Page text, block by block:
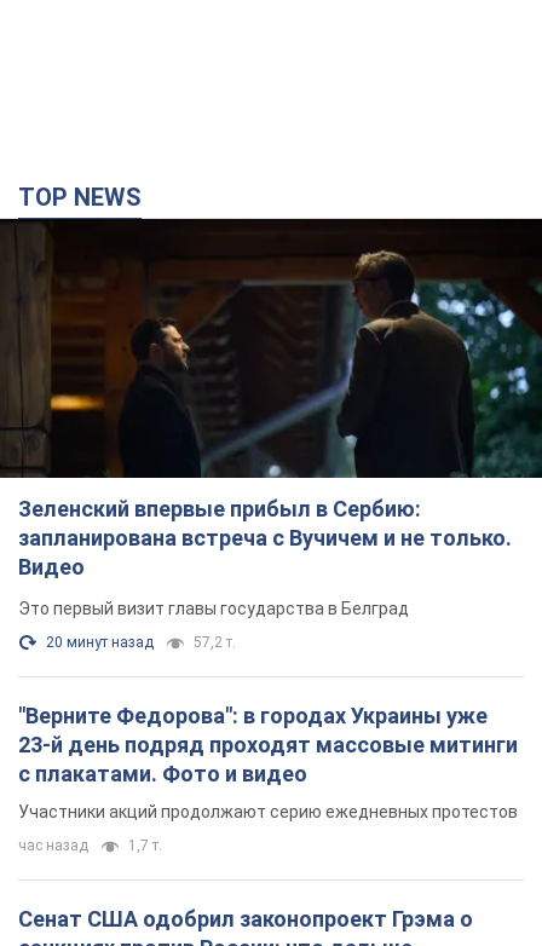
TOP NEWS
Зеленский впервые прибыл в Сербию:
запланирована встреча с Вучичем и не только.
Видео
Это первый визит главы государства в Белград
20 минут назад 57,2 т.
"Верните Федорова": в городах Украины уже
23-й день подряд проходят массовые митинги
с плакатами. Фото и видео
Участники акций продолжают серию ежедневных протестов
час назад 1,7 т.
Сенат США одобрил законопроект Грэма о